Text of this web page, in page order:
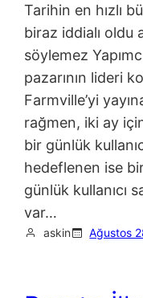
Tarihin en hızlı
biraz iddialı oldu
söylemez
pazarının lideri
Farmville’yi
rağmen, iki ay
bir günlük
hedeflenen ise
günlük kullanıcı
var…
askin Ağustos